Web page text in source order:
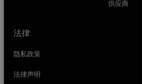
供应商
法律
隐私政策
法律声明